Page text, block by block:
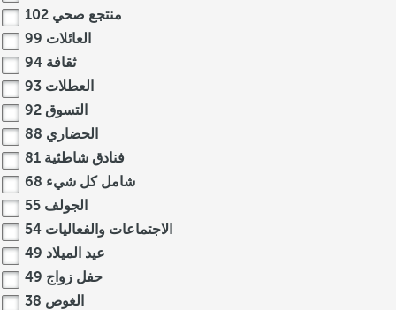
منتجع صحي 102
العائلات 99
ثقافة 94
العطلات 93
التسوق 92
الحضاري 88
فنادق شاطئية 81
شامل كل شيء 68
الجولف 55
الاجتماعات والفعاليات 54
عيد الميلاد 49
حفل زواج 49
الغوص 38